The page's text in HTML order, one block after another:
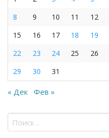
8
9 10 11 12
15
16 17 18 19
22
23 24 25 26
29
30 31
« Дек Фев »